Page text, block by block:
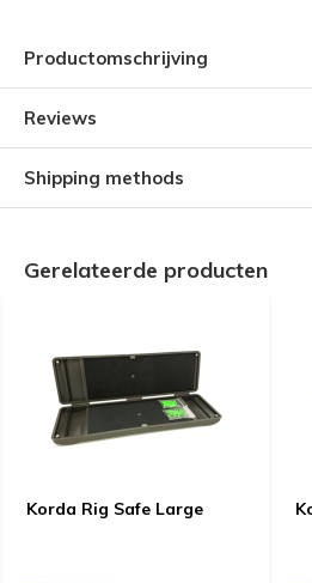
Productomschrijving
Reviews
Shipping methods
Gerelateerde producten
Korda Rig Safe Large